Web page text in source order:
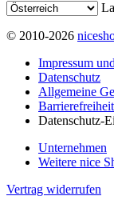
© 2010-2026
Impressum
Datenschutz
Allgemeine
Datenschutz-
Unternehmen
Weitere nice
Vertrag widerrufen